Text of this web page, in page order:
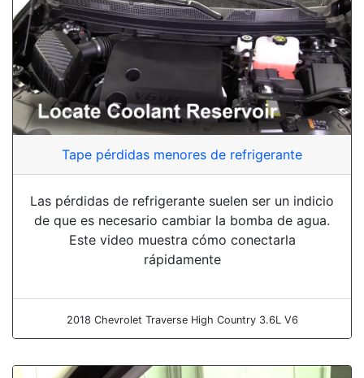
Tape pérdidas menores de refrigerante
Las pérdidas de refrigerante suelen ser un indicio
de que es necesario cambiar la bomba de agua.
Este video muestra cómo conectarla
rápidamente
2018 Chevrolet Traverse High Country 3.6L V6